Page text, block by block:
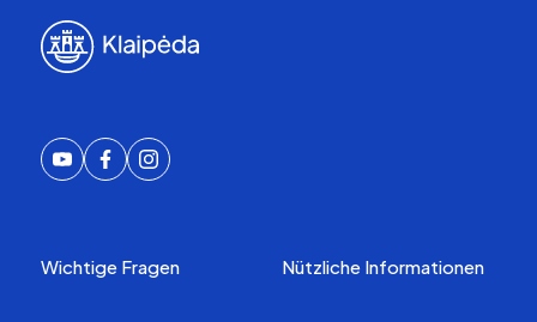
Wichtige Fragen Nützliche Informationen